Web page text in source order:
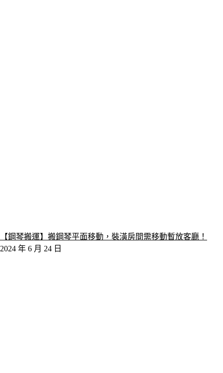
【鋼琴搬運】搬鋼琴平面移動，裝潢房間需移動暫放客廳！
2024 年 6 月 24 日